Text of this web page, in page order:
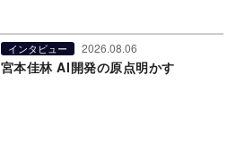
インタビュー 2026.08.06
宮本佳林 AI開発の原点明かす